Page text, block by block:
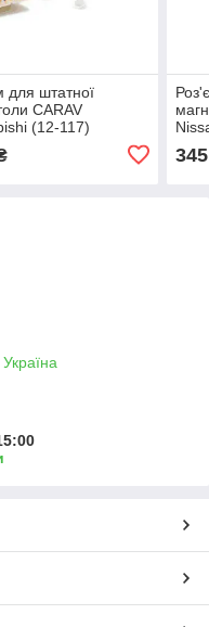
для штатної
CARAV
(12-117)
345